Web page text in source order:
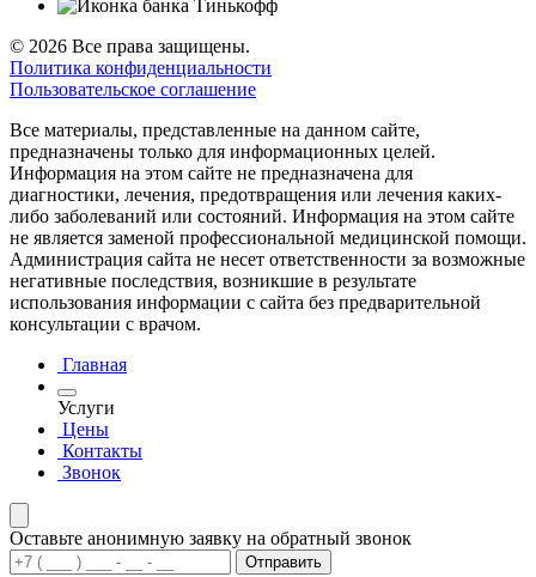
© 2026 Все права защищены.
Политика конфиденциальности
Пользовательское соглашение
Все материалы, представленные на данном сайте,
предназначены только для информационных целей.
Информация на этом сайте не предназначена для
диагностики, лечения, предотвращения или лечения каких-
либо заболеваний или состояний. Информация на этом сайте
не является заменой профессиональной медицинской помощи.
Администрация сайта не несет ответственности за возможные
негативные последствия, возникшие в результате
использования информации с сайта без предварительной
консультации с врачом.
Главная
Услуги
Цены
Контакты
Звонок
Оставьте анонимную заявку на обратный звонок
Отправить